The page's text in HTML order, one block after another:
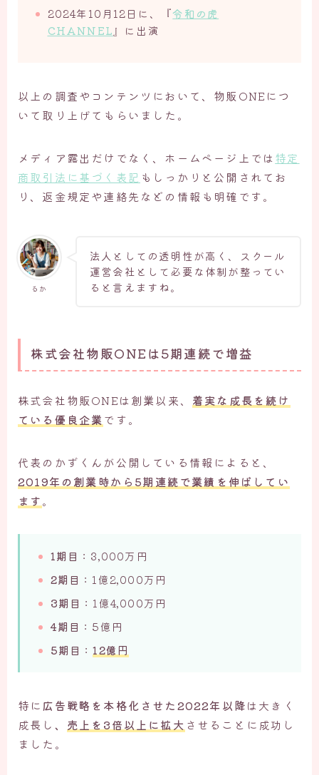
2024年10月12日に、『令和の虎
CHANNEL』に出演
以上の調査やコンテンツにおいて、物販ONEにつ
いて取り上げてもらいました。
メディア露出だけでなく、ホームページ上では特定
商取引法に基づく表記 もしっかりと公開されてお
り、返金規定や連絡先などの情報も明確です。
るか
法人としての透明性が高く、スクール
運営会社として必要な体制が整ってい
ると言えますね。
株式会社物販ONEは5期連続で増益
株式会社物販ONEは創業以来、 着実な成長を続け
ている優良企業 です。
代表のかずくんが公開している情報によると、
2019年の創業時から5期連続で業績を伸ばしてい
ます。
1期目 ：3,000万円
2期目 ：1億2,000万円
3期目 ：1億4,000万円
4期目 ：5億円
5期目 ：12億円
特に 広告戦略を本格化させた2022年以降は大きく
成長し 、 売上を3倍以上に拡大 させることに成功し
ました。